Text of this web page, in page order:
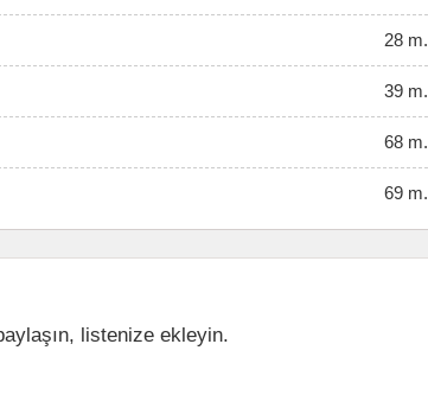
28 m.
39 m.
68 m.
69 m.
listenize ekleyin.